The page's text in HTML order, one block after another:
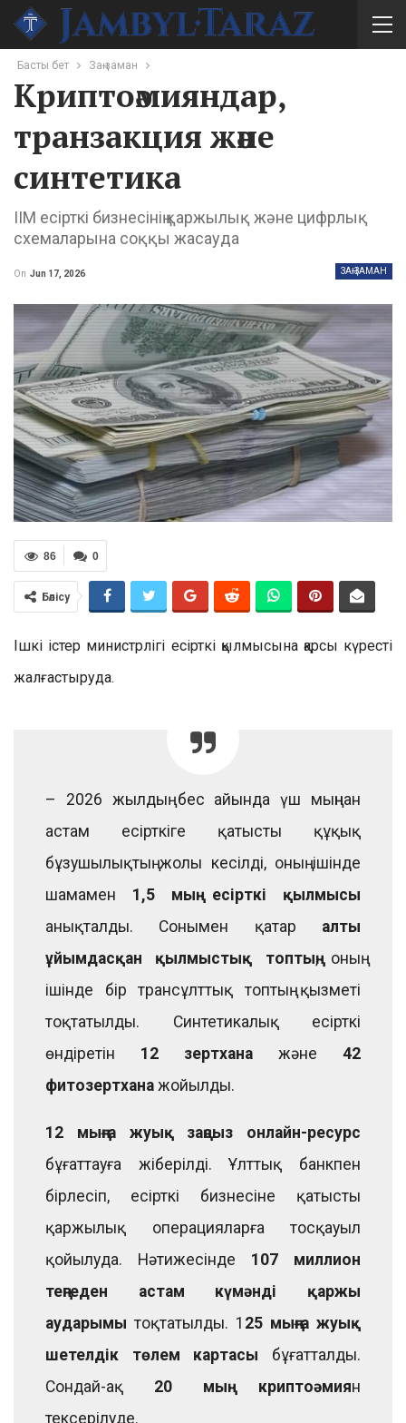
Басты бет Заң-заман
Криптоәмияндар,
транзакция және
синтетика
ІІМ есірткі бизнесінің қаржылық және цифрлық
схемаларына соққы жасауда
ЗАҢ-ЗАМАН
On Jun 17, 2026
0
86
Бөлісу
Ішкі істер министрлігі есірткі қылмысына қарсы күресті
жалғастыруда.
– 2026 жылдың бес айында үш мыңнан
астам есірткіге қатысты құқық
бұзушылықтың жолы кесілді, оның ішінде
шамамен 1,5 мың есірткі қылмысы
анықталды. Сонымен қатар алты
ұйымдасқан қылмыстық топтың, оның
ішінде бір трансұлттық топтың қызметі
тоқтатылды. Синтетикалық есірткі
өндіретін 12 зертхана және 42
фитозертхана жойылды.
12 мыңға жуық заңсыз онлайн-ресурс
бұғаттауға жіберілді. Ұлттық банкпен
бірлесіп, есірткі бизнесіне қатысты
қаржылық операцияларға тосқауыл
қойылуда. Нәтижесінде 107 миллион
теңгеден астам күмәнді қаржы
аударымы тоқтатылды. 1 25 мыңға жуық
шетелдік төлем картасы бұғатталды.
Сондай-ақ 20 мың криптоәмиян
тексерілуде.